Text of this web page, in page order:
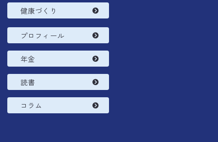
健康づくり
プロフィール
年金
読書
コラム